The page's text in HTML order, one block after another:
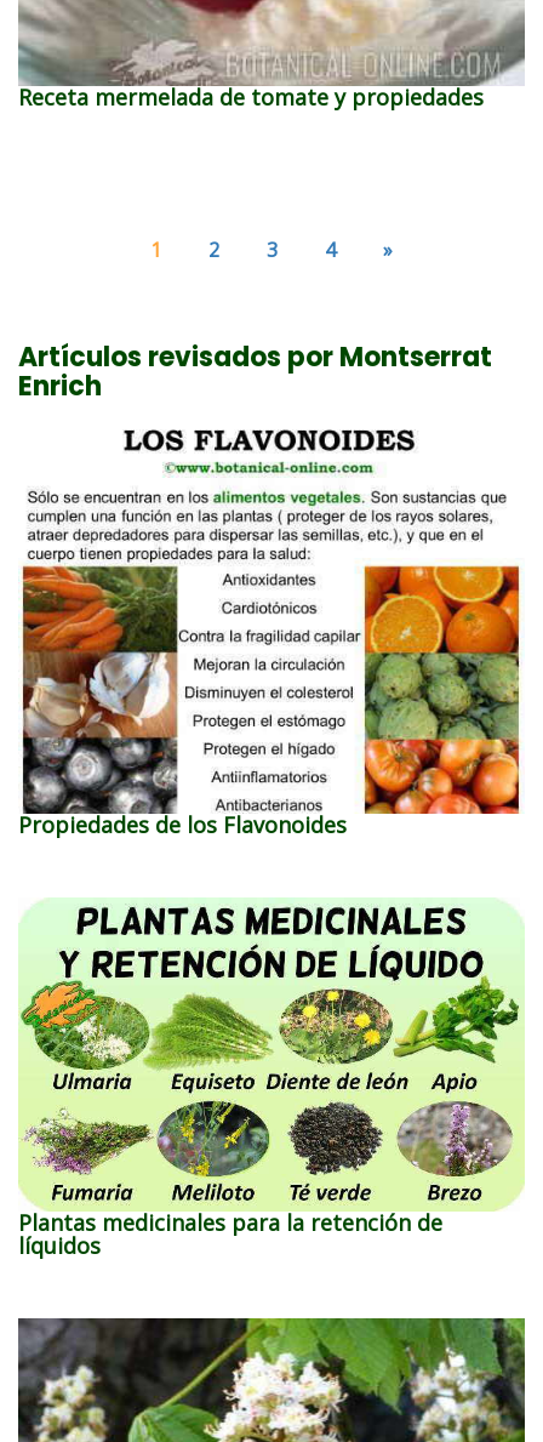
Receta mermelada de tomate y propiedades
1 2 3 4 »
Artículos revisados por Montserrat
Enrich
Propiedades de los Flavonoides
Plantas medicinales para la retención de
líquidos